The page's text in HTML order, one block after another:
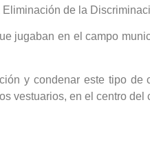
de la
jugaban en el campo
y condenar este tipo
vestuarios, en el centro